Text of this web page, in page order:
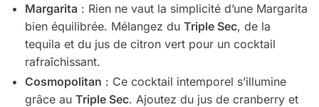
Margarita : Rien ne vaut la simplicité d’une Margarita
bien équilibrée. Mélangez du Triple Sec, de la
tequila et du jus de citron vert pour un cocktail
rafraîchissant.
Cosmopolitan : Ce cocktail intemporel s’illumine
grâce au Triple Sec. Ajoutez du jus de cranberry et